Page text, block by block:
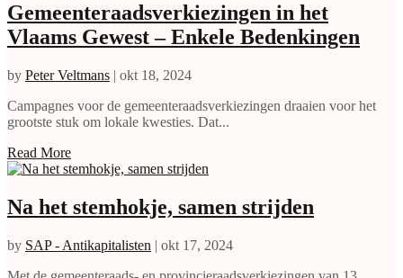
Gemeenteraadsverkiezingen in het
Vlaams Gewest – Enkele Bedenkingen
by Peter Veltmans | okt 18, 2024
Campagnes voor de gemeenteraadsverkiezingen draaien voor het
grootste stuk om lokale kwesties. Dat...
Read More
Na het stemhokje, samen strijden
by SAP - Antikapitalisten | okt 17, 2024